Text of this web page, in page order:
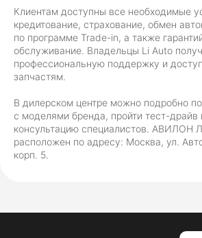
Клиентам доступны все необходимые
кредитование, страхование, обмен
по программе Trade-in, а также
обслуживание. Владельцы Li Auto
профессиональную поддержку и
запчастям.
В дилерском центре можно подробно
с моделями бренда, пройти тест-драйв
консультацию специалистов. АВИЛОН
расположен по адресу: Москва, ул.
корп. 5.